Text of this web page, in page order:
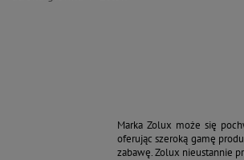
Marka Zolux może się
oferując szeroką gamę
zabawę. Zolux nieustannie